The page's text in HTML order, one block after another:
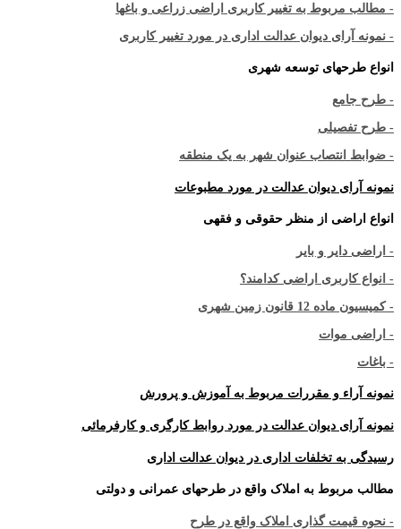
- مطالب مربوط به تغییر کاربری اراضی زراعی و باغها
- نمونه آرای دیوان عدالت اداری در مورد تغییر کاربری
انواع طرحهای توسعه شهری
- طرح جامع
- طرح تفصیلی
- ضوابط انتصاب عنوان شهر به یک منطقه
نمونه آرای دیوان عدالت در مورد مطبوعات
انواع اراضی از منظر حقوقی و فقهی
- اراضی دایر و بایر
- انواع کاربری اراضی کدامند؟
- کمیسیون ماده 12 قانون زمین شهری
- اراضی موات
- باغات
نمونه آراء و مقررات مربوط به آموزش و پرورش
نمونه آرای دیوان عدالت در مورد روابط کارگری و کارفرمائی
رسیدگی به تخلفات اداری در دیوان عدالت اداری
مطالب مربوط به املاک واقع در طرحهای عمرانی و دولتی
- نحوه قیمت گذاری املاک واقع در طرح